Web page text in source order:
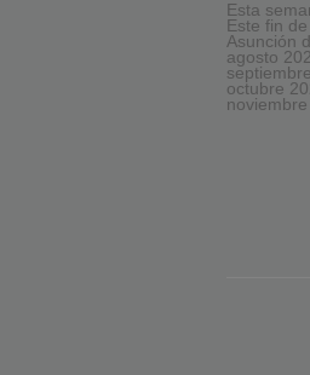
Esta
Este fin
Asunción
agosto
octubre